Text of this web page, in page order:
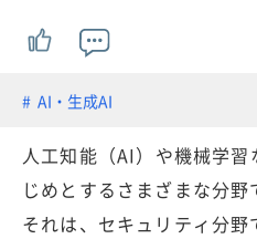
AI・生成AI
人工知能（AI）や機械学
じめとするさまざまな分野
それは、セキュリティ分